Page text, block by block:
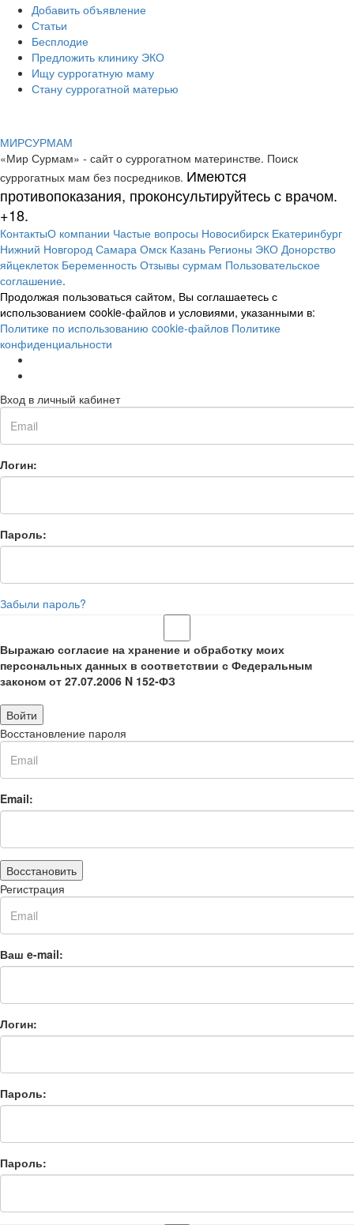
Добавить объявление
Статьи
Бесплодие
Предложить клинику ЭКО
Ищу суррогатную маму
Стану суррогатной матерью
МИРСУРМАМ
«Мир Сурмам» - сайт о суррогатном материнстве. Поиск
суррогатных мам без посредников. Имеются
противопоказания, проконсультируйтесь с врачом.
+18.
КонтактыО компании Частые вопросы Новосибирск Екатеринбург
Нижний Новгород Самара Омск Казань Регионы ЭКО Донорство
яйцеклеток Беременность Отзывы сурмам Пользовательское
соглашение.
Продолжая пользоваться сайтом, Вы соглашаетесь с
использованием cookie-файлов и условиями, указанными в:
Политике по использованию cookie-файлов Политике
конфиденциальности
Вход в личный кабинет
Логин:
Пароль:
Забыли пароль?
Выражаю согласие на хранение и обработку моих
персональных данных в соответствии с Федеральным
законом от 27.07.2006 N 152-ФЗ
Войти
Восстановление пароля
Email:
Восстановить
Регистрация
Ваш e-mail:
Логин:
Пароль:
Пароль: